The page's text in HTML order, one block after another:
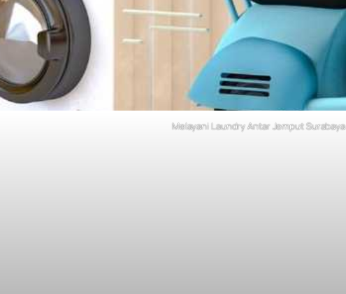
Melayani Laundry Antar Jemput Surabaya